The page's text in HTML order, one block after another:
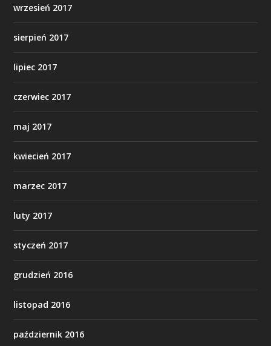
wrzesień 2017
sierpień 2017
lipiec 2017
czerwiec 2017
maj 2017
kwiecień 2017
marzec 2017
luty 2017
styczeń 2017
grudzień 2016
listopad 2016
październik 2016